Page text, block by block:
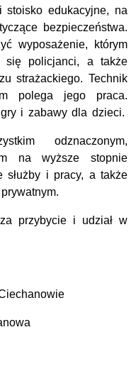
stoisko edukacyjne, na
bezpieczeństwa.
wyposażenie, którym
się policjanci, a także
strażackiego. Technik
polega jego praca.
i zabawy dla dzieci.
odznaczonym,
na wyższe stopnie
służby i pracy, a także
przybycie i udział w